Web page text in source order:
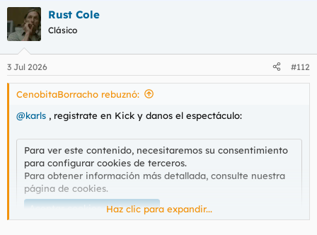
Rust Cole
Clásico
3 Jul 2026 #112
CenobitaBorracho rebuznó:
@karls , registrate en Kick y danos el espectáculo:
Para ver este contenido, necesitaremos su consentimiento
para configurar cookies de terceros.
Para obtener información más detallada, consulte nuestra
página de cookies.
Aceptar cookies de tercerosHaz clic para expandir...